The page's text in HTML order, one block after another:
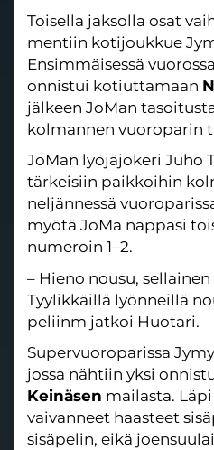
Toisella jaksolla osat
mentiin kotijoukkue
Ensimmäisessä
onnistui kotiuttamaan
jälkeen JoMan
kolmannen vuoroparin
JoMan lyöjäjokeri Juho
tärkeisiin paikkoihin
neljännessä
myötä JoMa nappasi
numeroin 1–2.
– Hieno nousu,
Tyylikkäillä lyönneillä
peliinm jatkoi Huotari.
Supervuoroparissa
jossa nähtiin yksi
Keinäsen mailasta.
vaivanneet haasteet
sisäpelin, eikä